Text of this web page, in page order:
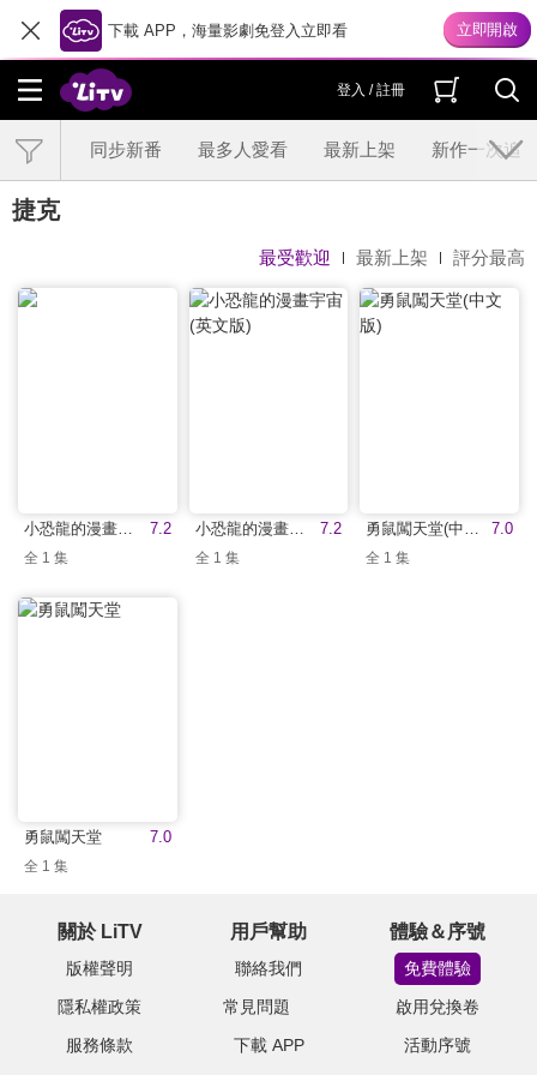
下載 APP，海量影劇免登入立即看
登入 / 註冊
同步新番 最多人愛看 最新上架 新作一次追
捷克
最受歡迎 最新上架 評分最高
7.2
全 1 集
7.2
小恐龍的漫畫宇宙(英文版)
全 1 集
7.0
全 1 集
7.0
勇鼠闖天堂
全 1 集
關於 LiTV
版權聲明
隱私權政策
服務條款
用戶幫助
聯絡我們
常見問題
下載 APP
體驗＆序號
免費體驗
啟用兌換卷
活動序號